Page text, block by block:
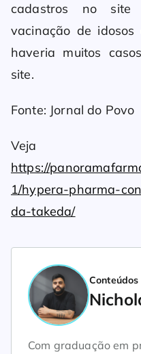
cadastros no
vacinação de
haveria muitos
site.
Fonte: Jornal do Povo
Veja
https://
1/hypera-pharma-
da-takeda/
Com graduação em